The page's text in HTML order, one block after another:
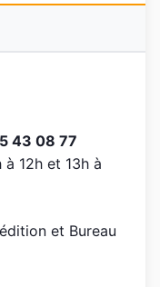
43 08 77
12h et 13h à
et Bureau